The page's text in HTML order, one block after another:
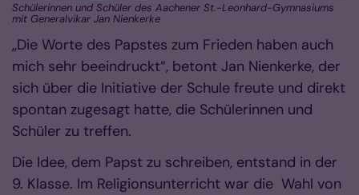
Schülerinnen und Schüler des Aachener St.-Leonhard-Gymnasiums
mit Generalvikar Jan Nienkerke
„Die Worte des Papstes zum Frieden haben auch
mich sehr beeindruckt“, betont Jan Nienkerke, der
sich über die Initiative der Schule freute und direkt
spontan zugesagt hatte, die Schülerinnen und
Schüler zu treffen.
Die Idee, dem Papst zu schreiben, entstand in der
9. Klasse. Im Religionsunterricht war die Wahl von